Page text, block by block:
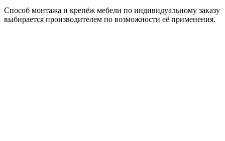
Способ монтажа и крепёж мебели по индивидуальному заказу
выбирается производителем по возможности её применения.